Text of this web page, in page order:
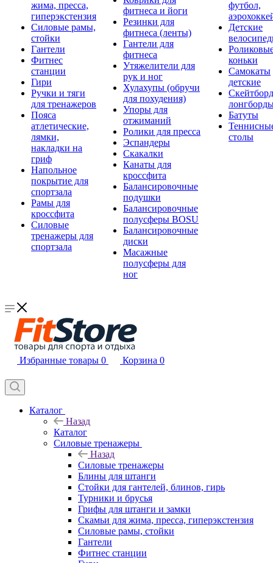
жима, пресса,
гиперэкстензия
Силовые рамы,
стойки
Гантели
Фитнес
станции
Гири
Ручки и тяги
для тренажеров
Пояса
атлетические,
лямки,
накладки на
гриф
Напольное
покрытие для
спортзала
Рамы для
кроссфита
Силовые
тренажеры для
спортзала
фитнеса и йоги
Резинки для
фитнеса (ленты)
Гантели для
фитнеса
Утяжелители для
рук и ног
Хулахупы (обручи
для похудения)
Упоры для
отжиманий
Ролики для пресса
Эспандеры
Скакалки
Канаты для
кроссфита
Балансировочные
подушки
Балансировочные
полусферы BOSU
Балансировочные
диски
Масажные
полусферы для
ног
футбол,
Детские
коньки
Самокаты
детские
Батуты
столы
Избранные товары 0 Корзина 0
Каталог
Назад
Каталог
Силовые тренажеры
Назад
Силовые тренажеры
Блины для штанги
Стойки для гантелей, блинов, гирь
Турники и брусья
Грифы для штанги и замки
Скамьи для жима, пресса, гиперэкстензия
Силовые рамы, стойки
Гантели
Фитнес станции